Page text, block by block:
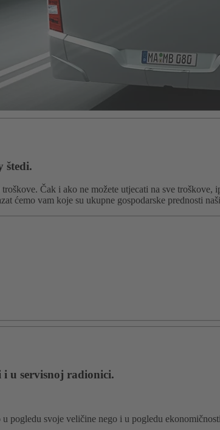
štedi.
Čak i ako ne možete utjecati na sve
ćemo vam koje su ukupne gospodarske prednosti
i u servisnoj radionici.
pogledu svoje veličine nego i u pogledu